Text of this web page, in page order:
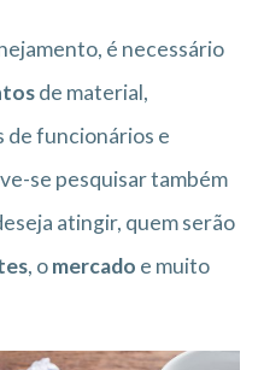
é necessário
de material,
de funcionários e
se pesquisar também
atingir, quem serão
, omercado e muito